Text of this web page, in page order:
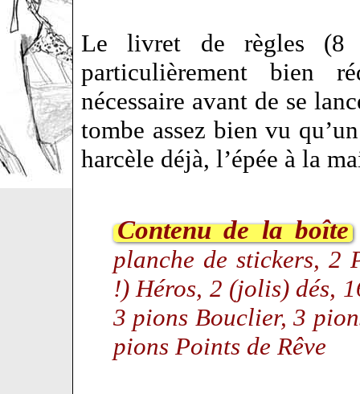
Le livret de règles
particulièrement bien
nécessaire avant de se
tombe assez bien vu
harcèle déjà, l’épée à la
Contenu de la boîte
planche de stickers, 2
!) Héros, 2 (jolis) dés,
3 pions Bouclier, 3
pions Points de Rêve